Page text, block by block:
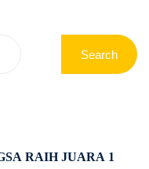
Search
RAIH JUARA 1